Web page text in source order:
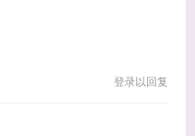
登录以回复